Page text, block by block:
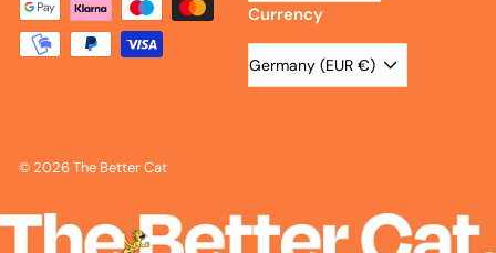
Currency
Germany (EUR €)
© 2026 The Better Cat